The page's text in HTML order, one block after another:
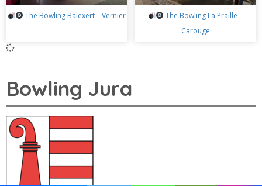
The Bowling Balexert – Vernier
The Bowling La Praille –
Carouge
Bowling Jura